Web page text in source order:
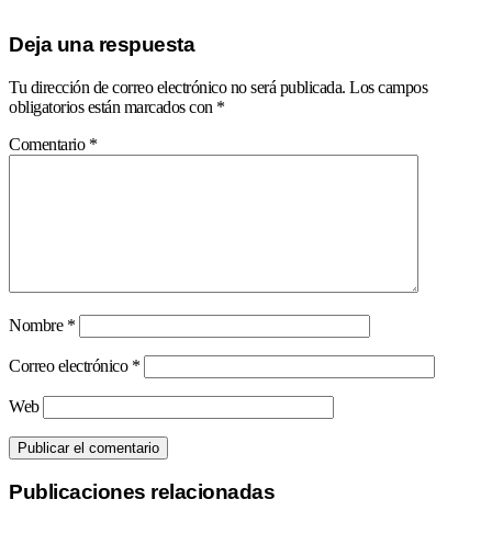
Deja una respuesta
Tu dirección de correo electrónico no será publicada. Los campos
obligatorios están marcados con *
Comentario *
Nombre *
Correo electrónico *
Web
Publicaciones relacionadas